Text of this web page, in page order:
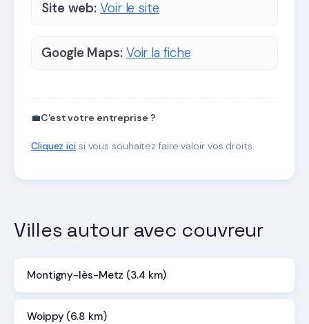
Site web: Voir le site
Google Maps: Voir la fiche
💼C'est votre entreprise ?
Cliquez icisi vous souhaitez faire valoir vos droits.
Villes autour avec couvreur
Montigny-lès-Metz (3.4 km)
Woippy (6.8 km)